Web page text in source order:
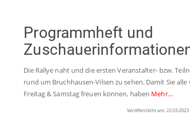
Programmheft und
Die Rallye naht und die ersten Veranstalter- bzw.
rund um Bruchhausen-Vilsen zu sehen. Damit Sie alle
Freitag & Samstag freuen können, haben Mehr…
Veröffentlicht am: